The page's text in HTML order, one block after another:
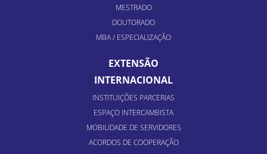
MESTRADO
DOUTORADO
MBA / ESPECIALIZAÇÃO
EXTENSÃO
INTERNACIONAL
INSTITUIÇÕES PARCERIAS
ESPAÇO INTERCAMBISTA
MOBILIDADE DE SERVIDORES
ACORDOS DE COOPERAÇÃO